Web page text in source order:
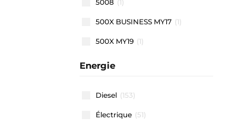
5008 (1)
500X BUSINESS MY17 (1)
500X MY19 (1)
500X MY22
911 CARRERA COUPE
A1 ALLSTREET
Energie
Diesel (153)
Électrique (51)